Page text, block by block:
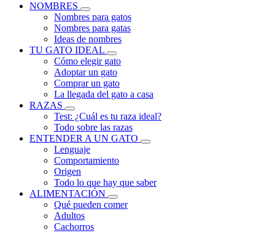
NOMBRES
Nombres para gatos
Nombres para gatas
Ideas de nombres
TU GATO IDEAL
Cómo elegir gato
Adoptar un gato
Comprar un gato
La llegada del gato a casa
RAZAS
Test: ¿Cuál es tu raza ideal?
Todo sobre las razas
ENTENDER A UN GATO
Lenguaje
Comportamiento
Origen
Todo lo que hay que saber
ALIMENTACIÓN
Qué pueden comer
Adultos
Cachorros